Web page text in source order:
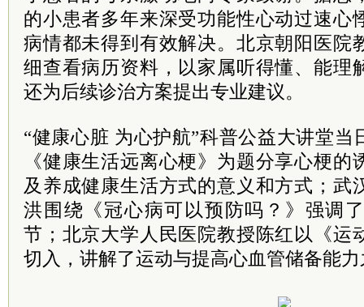
的小患者多年来深受功能性心动过速心
病情都未得到有效解决。北京朝阳医院
细查看病历资料，以家属听得懂、能理
还为后续诊治方案提出专业建议。
“健康心脏 为心护航”科普公益大讲堂当
《健康生活远离心梗》为题分享心梗
及养成健康生活方式的意义和方式；武
洪围绕《冠心病可以预防吗？》强调
节；北京大学人民医院教授陈红以《运
切入，讲解了运动与提高心血管储备能